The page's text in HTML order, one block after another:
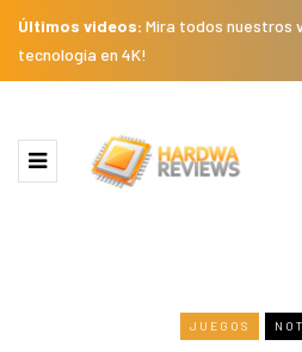
Últimos videos: Mira todos nuestros
tecnología en 4K!
JUEGOS